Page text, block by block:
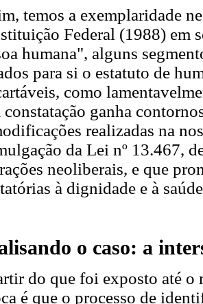
temos a exemplaridade
Federal (1988) em
humana", alguns
para si o estatuto de
como
constatação ganha
realizadas na
da Lei nº 13.467,
neoliberais, e que
à dignidade e à
o caso: a
do que foi exposto até o
é que o processo de